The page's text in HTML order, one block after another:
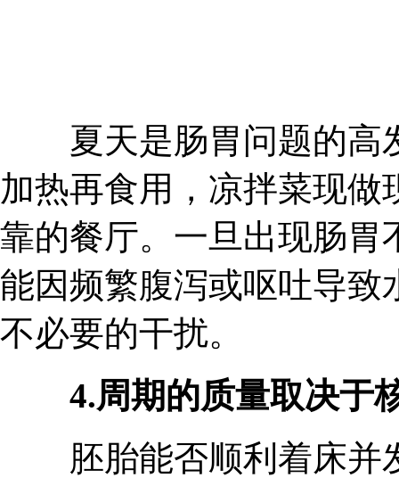
夏天是肠胃问题的高
加热再食用，凉拌菜现
靠的餐厅。一旦出现肠胃
能因频繁腹泻或呕吐导致
不必要的干扰。
4.周期的质量取决于
胚胎能否顺利着床并